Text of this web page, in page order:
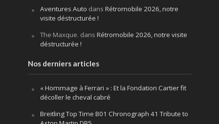
Aventures Auto dans Rétromobile 2026, notre
visite déstructurée !
The Maxque. dans Rétromobile 2026, notre visite
déstructurée !
Nos derniers articles
« Hommage à Ferrari » : Et la Fondation Cartier fit
décoller le cheval cabré
Breitling Top Time B01 Chronograph 41 Tribute to